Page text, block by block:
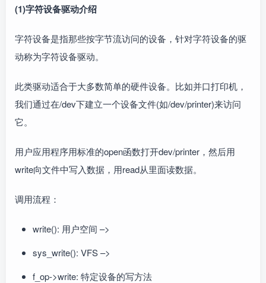
(1)字符设备驱动介绍
字符设备是指那些按字节流访问的设备，针对字符设备的驱
动称为字符设备驱动。
此类驱动适合于大多数简单的硬件设备。比如并口打印机，
我们通过在/dev下建立一个设备文件(如/dev/printer)来访问
它。
用户应用程序用标准的open函数打开dev/printer，然后用
write向文件中写入数据，用read从里面读数据。
调用流程：
write(): 用户空间 –>
sys_write(): VFS –>
f_op->write: 特定设备的写方法